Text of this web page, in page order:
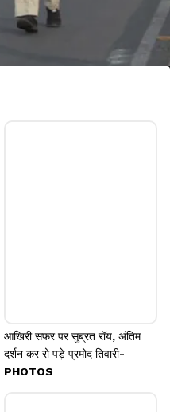
आखिरी सफर पर सुब्रत रॉय, अंतिम
दर्शन कर रो पड़े प्रमोद तिवारी-
PHOTOS